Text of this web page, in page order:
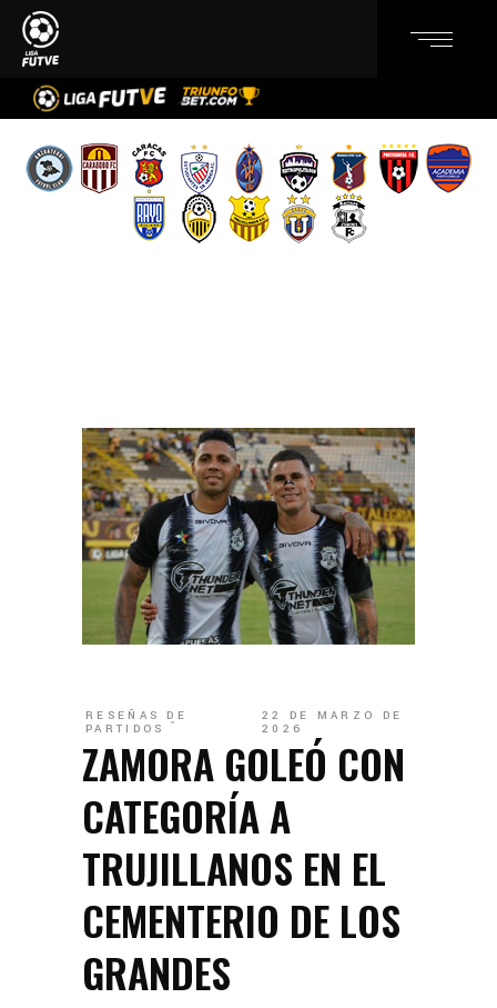
RESEÑAS DE
PARTIDOS
22 DE MARZO DE
2026
ZAMORA GOLEÓ CON
CATEGORÍA A
TRUJILLANOS EN EL
CEMENTERIO DE LOS
GRANDES